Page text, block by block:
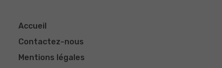
Accueil
Contactez-nous
Mentions légales